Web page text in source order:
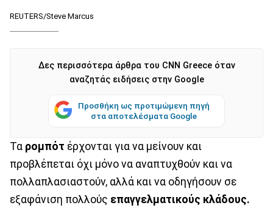
REUTERS/Steve Marcus
Δες περισσότερα άρθρα του CNN Greece όταν
αναζητάς ειδήσεις στην Google
Προσθήκη ως προτιμώμενη πηγή
στα αποτελέσματα Google
Τα ρομπότ έρχονται για να μείνουν και
προβλέπεται όχι μόνο να αναπτυχθούν και να
πολλαπλασιαστούν, αλλά και να οδηγήσουν σε
εξαφάνιση πολλούς επαγγελματικούς κλάδους.